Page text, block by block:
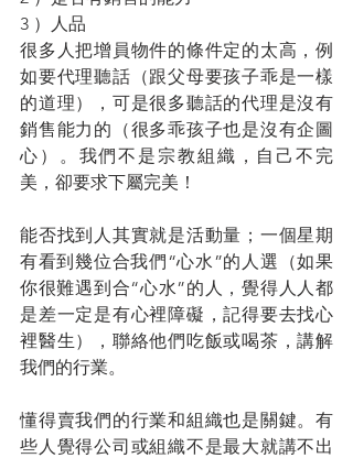
3 ）人品
很多人把增員物件的條件定的太高，例
如要代理聽話（跟父母要孩子乖是一樣
的道理），可是很多聽話的代理是沒有
銷售能力的（很多乖孩子也是沒有企圖
心）。我們不是宗教組織，自己不完
美，卻要求下屬完美！
能否找到人其實就是活動量；一個星期
有看到幾位合我們“心水”的人選（如果
你很難遇到合“心水”的人，覺得人人都
是差一定是有心裡障礙，記得要去找心
裡醫生），聯絡他們吃飯或喝茶，講解
我們的行業。
懂得賣我們的行業和組織也是關鍵。有
些人覺得公司或組織不是最大就講不出